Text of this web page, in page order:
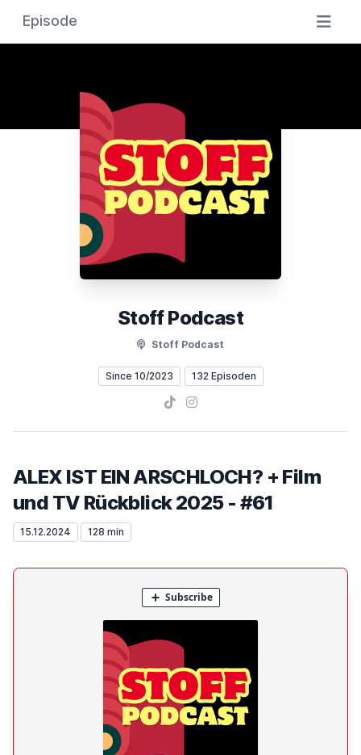
Episode
Stoff Podcast
Stoff Podcast
Since 10/2023 132 Episoden
TikTokInstagram
ALEX IST EIN ARSCHLOCH? + Film
und TV Rückblick 2025 - #61
15.12.2024 128 min